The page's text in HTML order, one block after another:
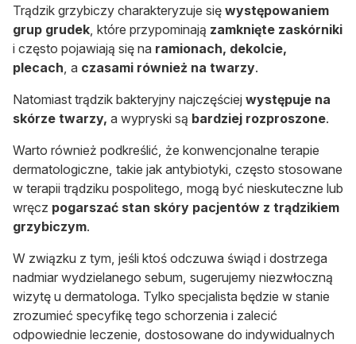
Trądzik grzybiczy charakteryzuje się występowaniem
grup grudek , które przypominają zamknięte zaskórniki
i często pojawiają się na ramionach, dekolcie,
plecach , a czasami również na twarzy.
Natomiast trądzik bakteryjny najczęściej występuje na
skórze twarzy, a wypryski są bardziej rozproszone.
Warto również podkreślić, że konwencjonalne terapie
dermatologiczne, takie jak antybiotyki, często stosowane
w terapii trądziku pospolitego, mogą być nieskuteczne lub
wręcz pogarszać stan skóry pacjentów z trądzikiem
grzybiczym.
W związku z tym, jeśli ktoś odczuwa świąd i dostrzega
nadmiar wydzielanego sebum, sugerujemy niezwłoczną
wizytę u dermatologa. Tylko specjalista będzie w stanie
zrozumieć specyfikę tego schorzenia i zalecić
odpowiednie leczenie, dostosowane do indywidualnych